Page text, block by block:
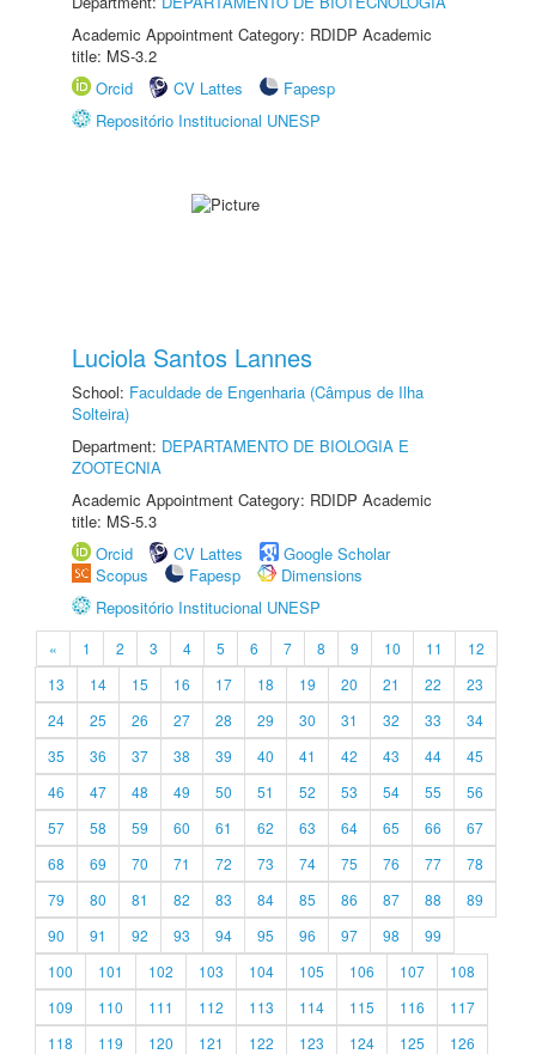
Academic Appointment Category: RDIDP Academic
title: MS-3.2
Orcid
CV Lattes
Fapesp
Repositório Institucional UNESP
Luciola Santos Lannes
School: Faculdade de Engenharia (Câmpus de Ilha
Solteira)
Department: DEPARTAMENTO DE BIOLOGIA E
ZOOTECNIA
Academic Appointment Category: RDIDP Academic
title: MS-5.3
Orcid
CV Lattes
Google Scholar
Scopus
Fapesp
Dimensions
Repositório Institucional UNESP
« 1 2 3 4 5 6 7 8 9 10 11
12
13
14 15 16 17 18 19 20 21 22
23
24
25 26 27 28 29 30 31 32 33
34
35
36 37 38 39 40 41 42 43 44
45
46
47 48 49 50 51 52 53 54 55
56
57
58 59 60 61 62 63 64 65 66
67
68
69 70 71 72 73 74 75 76 77
78
79
80 81 82 83 84 85 86 87 88
89
90
91 92 93 94 95 96 97 98
99
100
101 102 103 104 105 106 107
108
109
110 111 112 113 114 115 116
117
118
119 120 121 122 123 124 125
126